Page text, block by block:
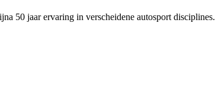
50 jaar ervaring in verscheidene autosport disciplines.